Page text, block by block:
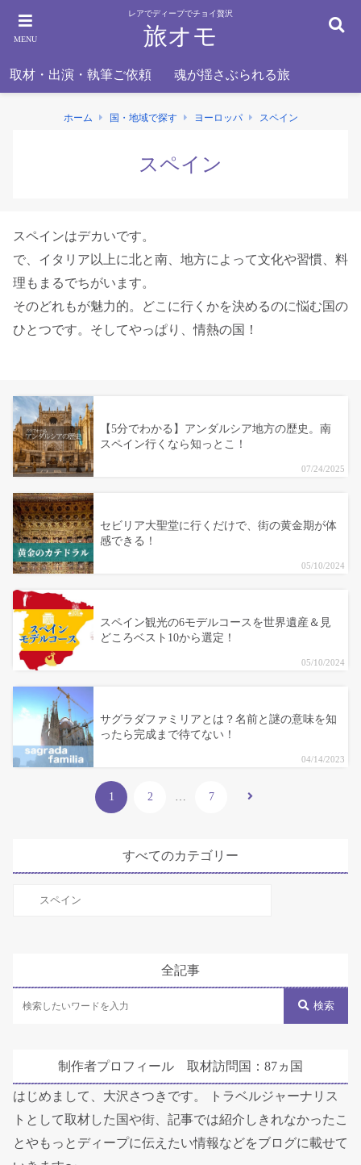
MENU
レアでディープでチョイ贅沢
旅オモ
取材・出演・執筆ご依頼 魂が揺さぶられる旅
ホーム 国・地域で探す ヨーロッパ スペイン
スペイン
スペインはデカいです。
で、イタリア以上に北と南、地方によって文化や習慣、料
理もまるでちがいます。
そのどれもが魅力的。どこに行くかを決めるのに悩む国の
ひとつです。そしてやっぱり、情熱の国！
07/24/2025
【5分でわかる】アンダルシア地方の歴史。南
スペイン行くなら知っとこ！
05/10/2024
セビリア大聖堂に行くだけで、街の黄金期が体
感できる！
05/10/2024
スペイン観光の6モデルコースを世界遺産＆見
どころベスト10から選定！
04/14/2023
サグラダファミリアとは？名前と謎の意味を知
ったら完成まで待てない！
1 2 … 7
すべてのカテゴリー
テ
全記事
検索
制作者プロフィール 取材訪問国：87ヵ国
はじめまして、大沢さつきです。 トラベルジャーナリス
トとして取材した国や街、記事では紹介しきれなかったこ
とやもっとディープに伝えたい情報などをブログに載せて